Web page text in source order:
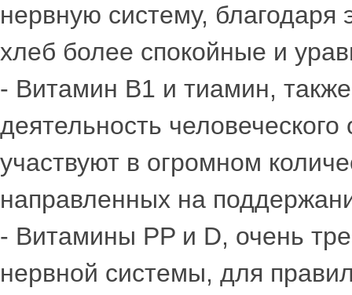
нервную систему, благодаря
хлеб более спокойные и
- Витамин В1 и тиамин,
деятельность
участвуют в огромном
направленных на
- Витамины PP и D, очень
нервной системы, для